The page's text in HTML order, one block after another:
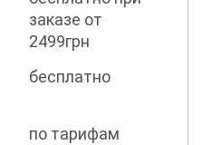
заказе от
2499грн
бесплатно
по тарифам